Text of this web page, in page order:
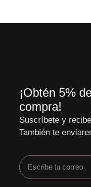
¡Obtén 5%
compra!
Suscríbete y
También te